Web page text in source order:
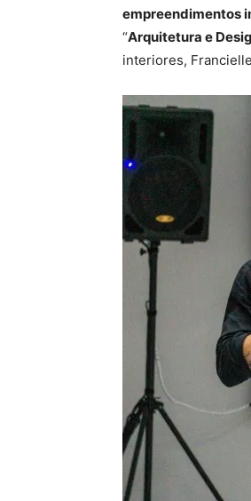
empreendimentos
“Arquitetura e
interiores,